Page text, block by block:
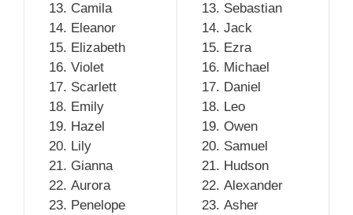
Camila
Eleanor
Elizabeth
Violet
Scarlett
Emily
Hazel
Lily
Gianna
Aurora
Penelope
Sebastian
Jack
Ezra
Michael
Daniel
Leo
Owen
Samuel
Hudson
Alexander
Asher